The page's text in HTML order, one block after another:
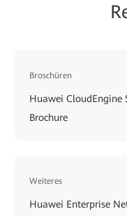
Broschüren
Huawei CloudEngine
Brochure
Weiteres
Huawei Enterprise